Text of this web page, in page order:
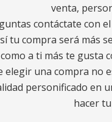
venta,
contáctate con
tu compra será más
a ti más te gusta
elegir una compra no
personificado en
hacer